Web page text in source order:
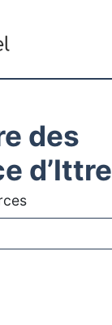
des
d’Ittre